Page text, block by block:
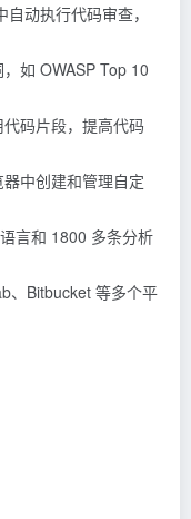
动执行代码审查，
如 OWASP Top 10
码片段，提高代码
中创建和管理自定
言和 1800 多条分析
、Bitbucket 等多个平